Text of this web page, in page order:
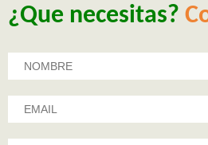
¿Que necesitas?